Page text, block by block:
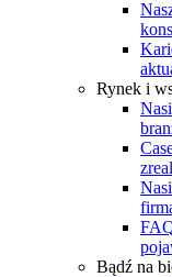
Rynek i
Bądź na